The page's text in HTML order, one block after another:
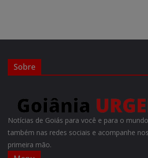
Sobre
Notícias de Goiás para você e para o
também nas redes sociais e acompanhe
primeira mão.